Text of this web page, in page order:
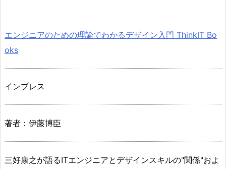
エンジニアのための理論でわかるデザイン入門 ThinkIT Bo
oks
インプレス
著者：伊藤博臣
三好康之が語るITエンジニアとデザインスキルの"関係"およ